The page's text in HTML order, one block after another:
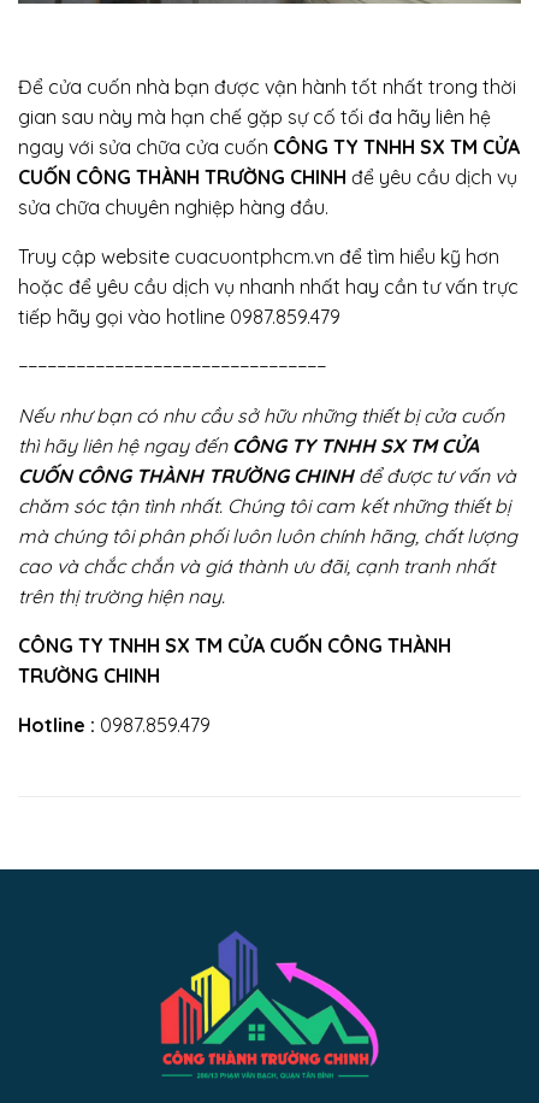
Để cửa cuốn nhà bạn được vận hành tốt nhất trong thời
gian sau này mà hạn chế gặp sự cố tối đa hãy liên hệ
ngay với sửa chữa cửa cuốn CÔNG TY TNHH SX TM CỬA
CUỐN CÔNG THÀNH TRƯỜNG CHINH để yêu cầu dịch vụ
sửa chữa chuyên nghiệp hàng đầu.
Truy cập website cuacuontphcm.vn để tìm hiểu kỹ hơn
hoặc để yêu cầu dịch vụ nhanh nhất hay cần tư vấn trực
tiếp hãy gọi vào hotline 0987.859.479
−−−−−−−−−−−−−−−−−−−−−−−−−−−−−−−−
Nếu như bạn có nhu cầu sở hữu những thiết bị cửa cuốn
thì hãy liên hệ ngay đến CÔNG TY TNHH SX TM CỬA
CUỐN CÔNG THÀNH TRƯỜNG CHINHđể được tư vấn và
chăm sóc tận tình nhất. Chúng tôi cam kết những thiết bị
mà chúng tôi phân phối luôn luôn chính hãng, chất lượng
cao và chắc chắn và giá thành ưu đãi, cạnh tranh nhất
trên thị trường hiện nay.
CÔNG TY TNHH SX TM CỬA CUỐN CÔNG THÀNH
TRƯỜNG CHINH
Hotline : 0987.859.479